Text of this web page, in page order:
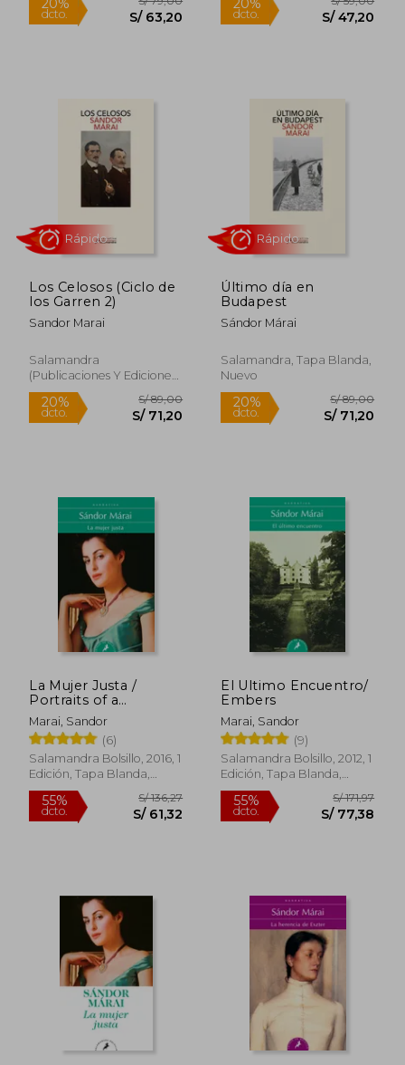
20%
dcto. S/ 63,20
20%
dcto.
Los Celosos (Ciclo de
los Garren 2)
Sandor Marai
Salamandra
(Publicaciones Y Ediciones
Salamandra, S.A.), 2023, 1
Edición, Tapa Blanda,
Nuevo
20%
dcto.
Rápido
Último día en
Budapest
Sándor Márai
Salamandra, Tapa Blanda,
Nuevo
20%
dcto.
S/
Rápido
La Mujer Justa /
Portraits of a
Marriage
Marai, Sandor
(6)
Salamandra Bolsillo, 2016, 1
Edición, Tapa Blanda,
Nuevo
El Ultimo Encuentro/
Embers
Marai, Sandor
(9)
Salamandra Bolsillo, 2012, 1
Edición, Tapa Blanda,
Usado